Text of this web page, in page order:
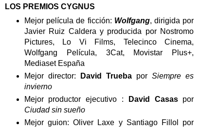
LOS PREMIOS CYGNUS
Mejor película de ficción: Wolfgang, dirigida por
Javier Ruiz Caldera y producida por Nostromo
Pictures, Lo Vi Films, Telecinco Cinema,
Wolfgang Película, 3Cat, Movistar Plus+,
Mediaset España
Mejor director:
David Trueba porSiempre es
invierno
Mejor productor ejecutivo :
David Casaspor
Ciudad sin sueño
⁠Mejor guion: Oliver Laxe y Santiago Fillol por